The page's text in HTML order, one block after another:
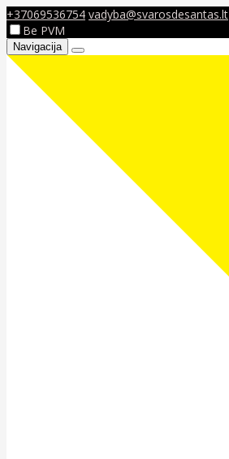
+37069536754 vadyba@svarosdesantas.lt
Be PVM
Navigacija